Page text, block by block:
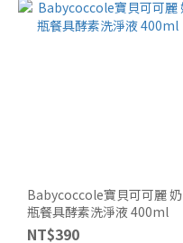
Babycoccole寶貝可可麗 奶
瓶餐具酵素洗淨液 400ml
NT$390